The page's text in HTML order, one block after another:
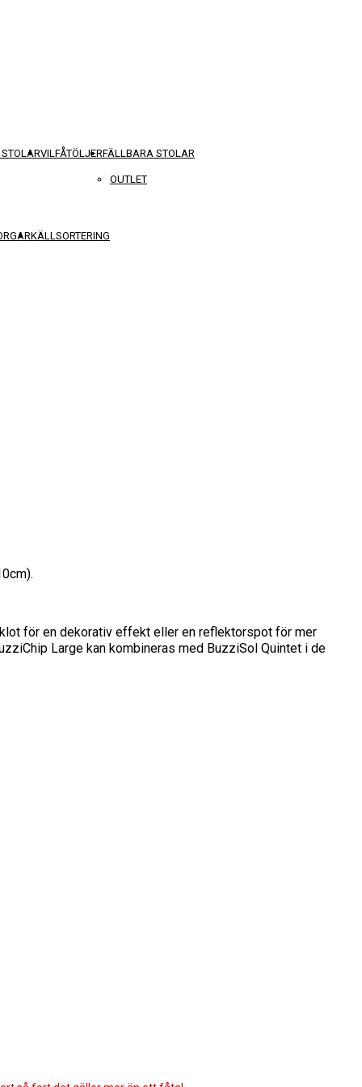
VILFÅTÖLJERFÄLLBARA STOLAR
KÄLLSORTERING
OUTLET
för en dekorativ effekt eller en reflektorspot för mer
Large kan kombineras med BuzziSol Quintet i de